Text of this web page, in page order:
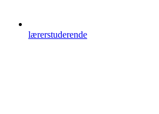
lærerstuderende